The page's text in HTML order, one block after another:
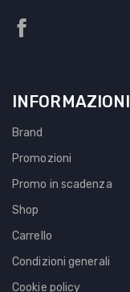
INFORMAZIONI
Brand
Promozioni
Promo in scadenza
Shop
Carrello
Condizioni generali
Cookie policy